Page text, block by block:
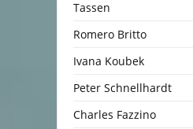
Tassen
Romero Britto
Ivana Koubek
Peter Schnellhardt
Charles Fazzino